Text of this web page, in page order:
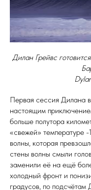
Дилан Грейвс
Первая сессия Дилана
настоящим
больше полутора
«свежей» температуре -
волны, которая
стены волны смыли
заменили её на ещё
холодный фронт и
градусов, по